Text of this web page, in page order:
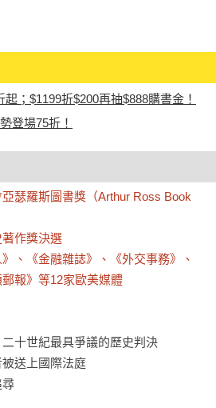
；$1199折$200再抽$888購書金！
登場75折！
瑟羅斯圖書獎（Arthur Ross Book
作獎決選
、《金融雜誌》、《外交事務》、
郵報》等12家歐美媒體
十世紀最具爭議的歷史判決
送上國際法庭
尋